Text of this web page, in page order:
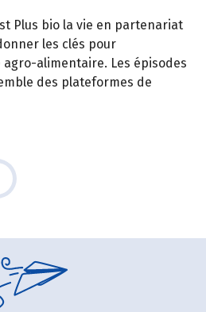
Plus bio la vie en partenariat
les clés pour
alimentaire. Les épisodes
des plateformes de